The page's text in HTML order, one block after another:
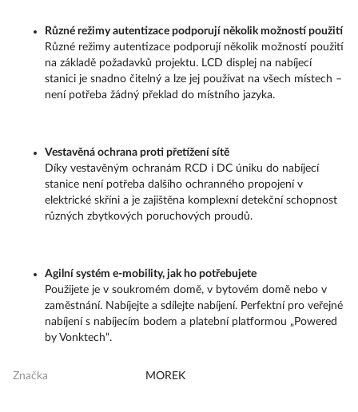
Různé režimy autentizace podporují několik možností použití
Různé režimy autentizace podporují několik možností použití
na základě požadavků projektu. LCD displej na nabíjecí
stanici je snadno čitelný a lze jej používat na všech místech –
není potřeba žádný překlad do místního jazyka.
Vestavěná ochrana proti přetížení sítě
Díky vestavěným ochranám RCD i DC úniku do nabíjecí
stanice není potřeba dalšího ochranného propojení v
elektrické skříni a je zajištěna komplexní detekční schopnost
různých zbytkových poruchových proudů.
Agilní systém e-mobility, jak ho potřebujete
Použijete je v soukromém domě, v bytovém domě nebo v
zaměstnání. Nabíjejte a sdílejte nabíjení. Perfektní pro veřejné
nabíjení s nabíjecím bodem a platební platformou „Powered
by Vonktech“.
Značka MOREK